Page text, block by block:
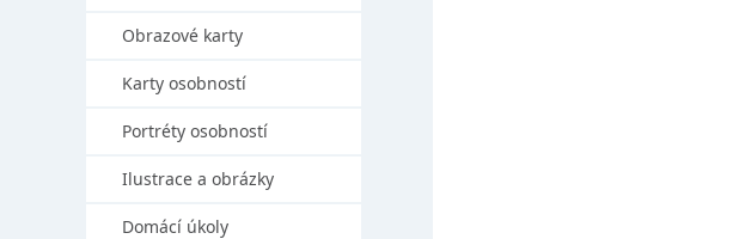
Obrazové karty
Karty osobností
Portréty osobností
Ilustrace a obrázky
Domácí úkoly